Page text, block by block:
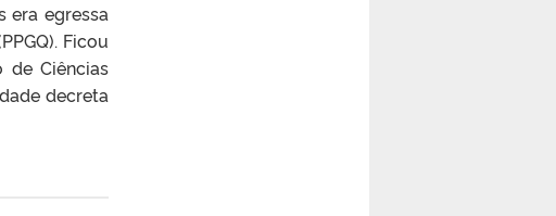
era egressa
Ficou
de Ciências
decreta